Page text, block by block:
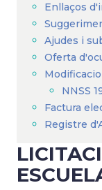
Enllaços
Ajudes i
Oferta
NNSS
Factura
Registre